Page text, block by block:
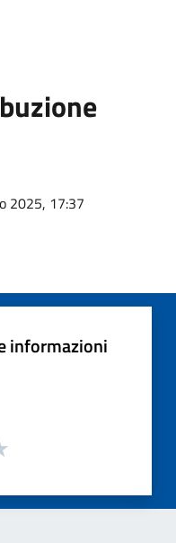
2025, 17:37
informazioni